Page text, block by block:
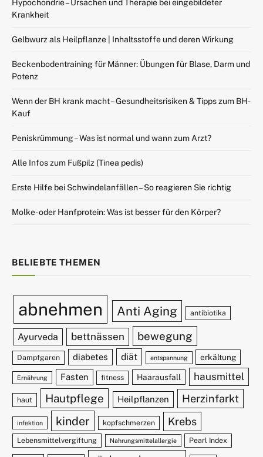
Hypochondrie – Ursachen und Therapie bei eingebildeter
Krankheit
Gelbwurz als Heilpflanze | Inhaltsstoffe und deren Wirkung
Beckenbodentraining für Männer: Übungen für Blase, Darm und
Potenz
Wenn der BH krank macht – Gesundheitsrisiken & Tipps zum BH-
Kauf
Peniskrümmung – Was ist normal und wann zum Arzt?
Alle Infos zum Fußpilz (Tinea pedis)
Erste Hilfe bei Schwindelanfällen – So reagieren Sie richtig
Molke- oder Hanfprotein: Was ist besser für den Körper?
BELIEBTE THEMEN
abnehmen Anti Aging antibiotika
Ayurveda bettnässen bewegung
Dampfgaren diabetes diät entspannung erkältung
Ernährung Fasten fitness Haarausfall hausmittel
haut Hautpflege Heilpflanzen Herzinfarkt
infektion kinder kopfschmerzen Krebs
Lebensmittelvergiftung Nahrungsmittelallergie Pearl Index